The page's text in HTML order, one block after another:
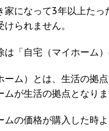
家になって3年以上た
られません。
は「自宅（マイホーム
ーム）とは、生活の拠
が生活の拠点となりま
ムの価格が購入した時